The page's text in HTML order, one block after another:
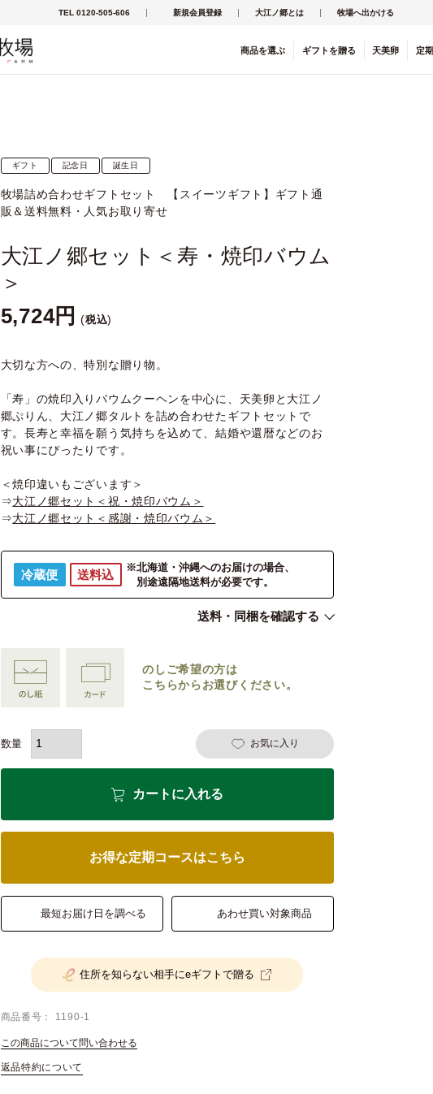
TEL 0120-505-606 新規会員登録 大江ノ郷とは 牧場へ出かける
商品を選ぶ ギフト を贈る 天美卵 定
ギフト 記念日 誕生日
牧場詰め合わせギフトセット 【スイーツギフト】ギフト通
販＆送料無料・人気お取り寄せ
大江ノ郷セット＜寿・焼印バウム
＞
5,724
税込
大切な方への、特別な贈り物。
「寿」の焼印入りバウムクーヘンを中心に、天美卵と大江ノ
郷ぷりん、大江ノ郷タルトを詰め合わせたギフトセットで
す。長寿と幸福を願う気持ちを込めて、結婚や還暦などのお
祝い事にぴったりです。
＜焼印違いもございます＞
⇒大江ノ郷セット＜祝・焼印バウム＞
⇒大江ノ郷セット＜感謝・焼印バウム＞
冷蔵便 送料込
※北海道・沖縄へのお届けの場合、
別途遠隔地送料が必要です。
送料・同梱を確認する
のしご希望の方は
こちらからお選びください。
お気に入り
カートに入れる
お得な定期コースはこちら
最短お届け日を調べる あわせ買い対象商品
住所を知らない相手にeギフトで贈る
商品番号 1190-1
この商品について問い合わせる
返品特約について